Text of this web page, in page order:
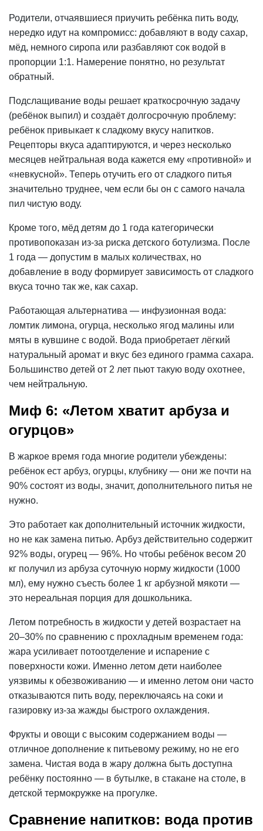
Родители, отчаявшиеся приучить ребёнка пить воду,
нередко идут на компромисс: добавляют в воду сахар,
мёд, немного сиропа или разбавляют сок водой в
пропорции 1:1. Намерение понятно, но результат
обратный.
Подслащивание воды решает краткосрочную задачу
(ребёнок выпил) и создаёт долгосрочную проблему:
ребёнок привыкает к сладкому вкусу напитков.
Рецепторы вкуса адаптируются, и через несколько
месяцев нейтральная вода кажется ему «противной» и
«невкусной». Теперь отучить его от сладкого питья
значительно труднее, чем если бы он с самого начала
пил чистую воду.
Кроме того, мёд детям до 1 года категорически
противопоказан из-за риска детского ботулизма. После
1 года — допустим в малых количествах, но
добавление в воду формирует зависимость от сладкого
вкуса точно так же, как сахар.
Работающая альтернатива — инфузионная вода:
ломтик лимона, огурца, несколько ягод малины или
мяты в кувшине с водой. Вода приобретает лёгкий
натуральный аромат и вкус без единого грамма сахара.
Большинство детей от 2 лет пьют такую воду охотнее,
чем нейтральную.
Миф 6: «Летом хватит арбуза и
огурцов»
В жаркое время года многие родители убеждены:
ребёнок ест арбуз, огурцы, клубнику — они же почти на
90% состоят из воды, значит, дополнительного питья не
нужно.
Это работает как дополнительный источник жидкости,
но не как замена питью. Арбуз действительно содержит
92% воды, огурец — 96%. Но чтобы ребёнок весом 20
кг получил из арбуза суточную норму жидкости (1000
мл), ему нужно съесть более 1 кг арбузной мякоти —
это нереальная порция для дошкольника.
Летом потребность в жидкости у детей возрастает на
20–30% по сравнению с прохладным временем года:
жара усиливает потоотделение и испарение с
поверхности кожи. Именно летом дети наиболее
уязвимы к обезвоживанию — и именно летом они часто
отказываются пить воду, переключаясь на соки и
газировку из-за жажды быстрого охлаждения.
Фрукты и овощи с высоким содержанием воды —
отличное дополнение к питьевому режиму, но не его
замена. Чистая вода в жару должна быть доступна
ребёнку постоянно — в бутылке, в стакане на столе, в
детской термокружке на прогулке.
Сравнение напитков: вода против